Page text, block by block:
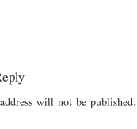
will not be published.